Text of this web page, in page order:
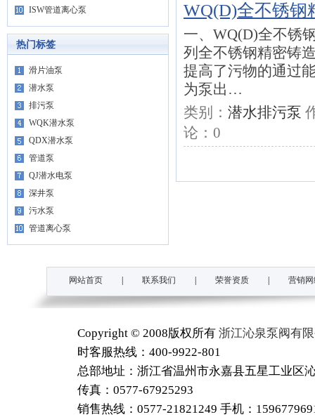
ISW管道离心泵
热门标签
滑片油泵
潜水泵
排污泵
WQK潜水泵
QDX潜水泵
管道泵
QJ潜水电泵
深井泵
污水泵
管道离心泵
WQ(D)全不锈钢
一、WQ(D)全不锈
列全不锈钢精密铸
提高了污物的通过
为泵出…
类别： 潜水排污泵
论： 0
网站首页 联系我们 荣誉资质 营销
Copyright © 2008版权所有 浙江沁泉泵阀有
时客服热线：400-9922-801
总部地址：浙江省温州市永嘉县五星工业区
传真：0577-67925293
销售热线：0577-21821249 手机：